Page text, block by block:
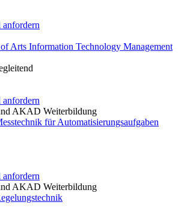
anfordern
Arts Information Technology Management
anfordern
AKAD Weiterbildung
für Automatisierungsaufgaben
anfordern
AKAD Weiterbildung